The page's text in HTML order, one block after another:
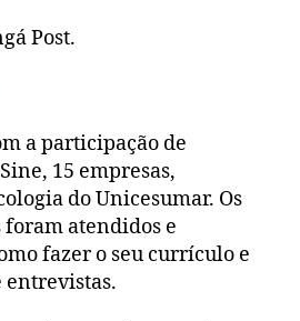
Post.
a participação de
15 empresas,
do Unicesumar. Os
foram atendidos e
fazer o seu currículo e